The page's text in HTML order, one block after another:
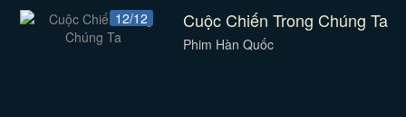
12/12 Cuộc Chiến Trong Chúng Ta
Phim Hàn Quốc